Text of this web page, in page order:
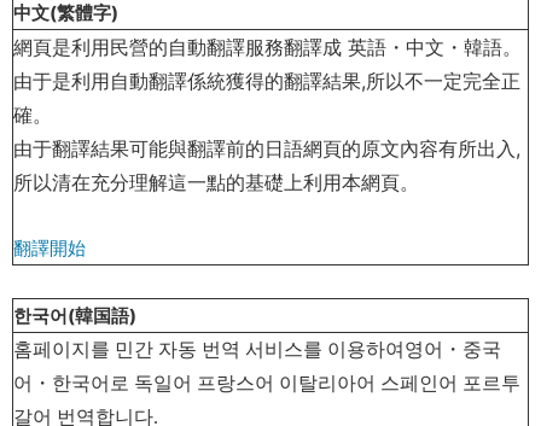
中文(繁體字)
網頁是利用民營的自動翻譯服務翻譯成 英語・中文・韓語。
由于是利用自動翻譯係統獲得的翻譯結果,所以不一定完全正
確。
由于翻譯結果可能與翻譯前的日語網頁的原文內容有所出入,
所以清在充分理解這一點的基礎上利用本網頁。
翻譯開始
한국어(韓国語)
홈페이지를 민간 자동 번역 서비스를 이용하여영어 ・ 중국
어 ・ 한국어로 독일어 프랑스어 이탈리아어 스페인어 포르투
갈어 번역합니다.